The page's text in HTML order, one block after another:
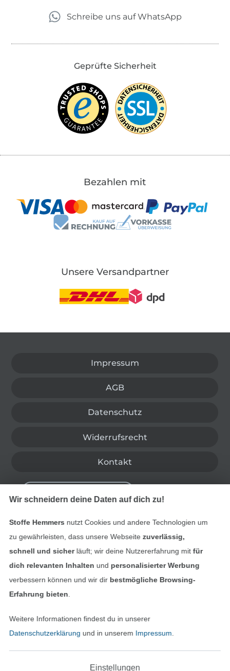
Schreibe uns auf WhatsApp
Geprüfte Sicherheit
Bezahlen mit
Unsere Versandpartner
Impressum
AGB
Datenschutz
Widerrufsrecht
Kontakt
Finde mehr Inspiration
Wir schneidern deine Daten auf dich zu!
Stoffe Hemmers nutzt Cookies und andere Technologien um
zu gewährleisten, dass unsere Webseite zuverlässig,
schnell und sicherläuft; wir deine Nutzererfahrung mitfür
dich relevanten Inhalten und personalisierter Werbung
verbessern können und wir dir bestmögliche Browsing-
Erfahrung bieten
Weitere Informationen findest du in unserer
Datenschutzerklärung und in unserem Impressum
Einstellungen